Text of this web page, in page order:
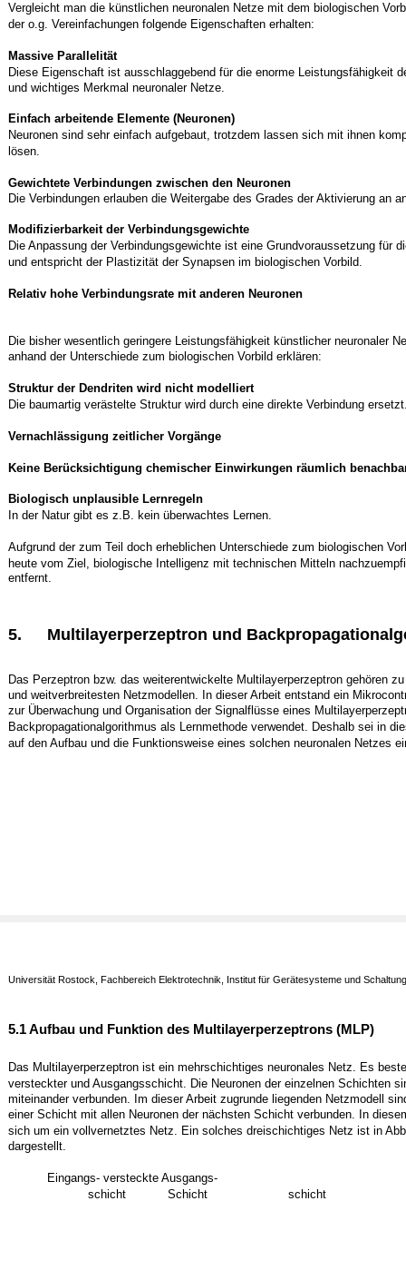
Vergleicht man die künstlichen neuronalen Netze mit dem biologischen
der o.g. Vereinfachungen folgende Eigenschaften erhalten:
Massive Parallelität
Diese Eigenschaft ist ausschlaggebend für die enorme Leistungsfähigkeit
und wichtiges Merkmal neuronaler Netze.
Einfach arbeitende Elemente (Neuronen)
Neuronen sind sehr einfach aufgebaut, trotzdem lassen sich mit ihnen
lösen.
Gewichtete Verbindungen zwischen den Neuronen
Die Verbindungen erlauben die Weitergabe des Grades der Aktivierung an
Modifizierbarkeit der Verbindungsgewichte
Die Anpassung der Verbindungsgewichte ist eine Grundvoraussetzung für
und entspricht der Plastizität der Synapsen im biologischen Vorbild.
Relativ hohe Verbindungsrate mit anderen Neuronen
Die bisher wesentlich geringere Leistungsfähigkeit künstlicher neuronaler
anhand der Unterschiede zum biologischen Vorbild erklären:
Struktur der Dendriten wird nicht modelliert
Die baumartig verästelte Struktur wird durch eine direkte Verbindung
Vernachlässigung zeitlicher Vorgänge
Keine Berücksichtigung chemischer Einwirkungen räumlich
Biologisch unplausible Lernregeln
In der Natur gibt es z.B. kein überwachtes Lernen.
Aufgrund der zum Teil doch erheblichen Unterschiede zum biologischen
heute vom Ziel, biologische Intelligenz mit technischen Mitteln
entfernt.
5. Multilayerperzeptron und
Das Perzeptron bzw. das weiterentwickelte Multilayerperzeptron gehören
und weitverbreitesten Netzmodellen. In dieser Arbeit entstand ein
zur Überwachung und Organisation der Signalflüsse eines
Backpropagationalgorithmus als Lernmethode verwendet. Deshalb sei in
auf den Aufbau und die Funktionsweise eines solchen neuronalen Netzes
Universität Rostock, Fachbereich Elektrotechnik, Institut für Gerätesysteme und
5.1 Aufbau und Funktion des Multilayerperzeptrons (MLP)
Das Multilayerperzeptron ist ein mehrschichtiges neuronales Netz. Es
versteckter und Ausgangsschicht. Die Neuronen der einzelnen Schichten
miteinander verbunden. Im dieser Arbeit zugrunde liegenden Netzmodell
einer Schicht mit allen Neuronen der nächsten Schicht verbunden. In
sich um ein vollvernetztes Netz. Ein solches dreischichtiges Netz ist in
dargestellt.
Eingangs- versteckte Ausgangs-
schicht
Schicht schicht